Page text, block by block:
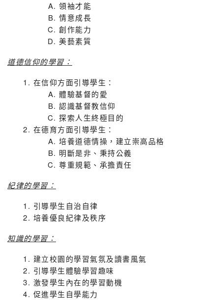
領袖才能
情意成長
創作能力
美藝素質
道德信仰的學習：
在信仰方面引導學生：
體驗基督的愛
認識基督教信仰
探索人生終極目的
在德育方面引導學生：
培養道德情操，建立崇高品格
明斷是非、秉持公義
尊重規範、承擔責任
紀律的學習：
引導學生自治自律
培養優良紀律及秩序
知識的學習：
建立校園的學習氣氛及讀書風氣
引導學生體驗學習趣味
激發學生內在的學習動機
促進學生自學能力